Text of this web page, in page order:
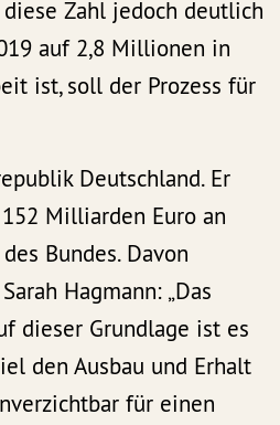
Zahl jedoch deutlich
auf 2,8 Millionen in
ist, soll der Prozess für
Deutschland. Er
Milliarden Euro an
Bundes. Davon
Hagmann: „Das
dieser Grundlage ist es
den Ausbau und Erhalt
für einen